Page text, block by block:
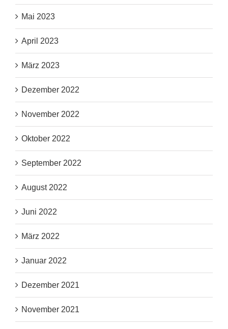
Mai 2023
April 2023
März 2023
Dezember 2022
November 2022
Oktober 2022
September 2022
August 2022
Juni 2022
März 2022
Januar 2022
Dezember 2021
November 2021